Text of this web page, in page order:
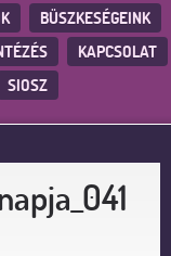
BÜSZKESÉGEINK
KAPCSOLAT
SIOSZ